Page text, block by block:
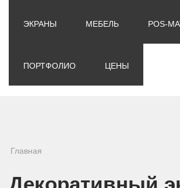
ЭКРАНЫ МЕБЕЛЬ POS-
ПОРТФОЛИО ЦЕНЫ
Вы здесь
Главная